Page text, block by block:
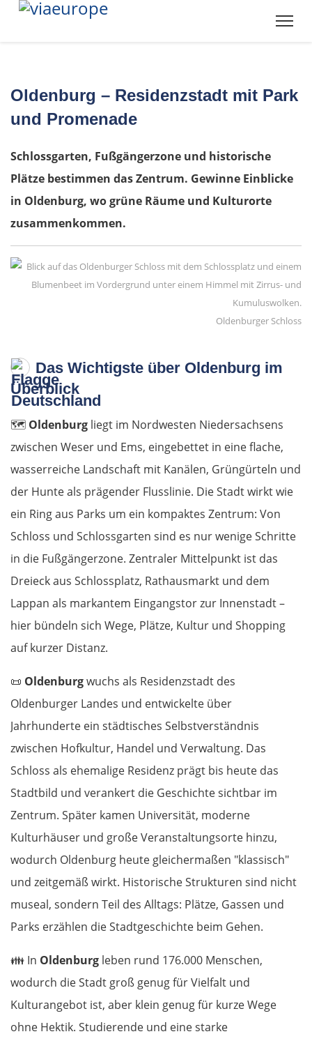
Oldenburg – Residenzstadt mit Park
und Promenade
Schlossgarten, Fußgängerzone und historische
Plätze bestimmen das Zentrum. Gewinne Einblicke
in Oldenburg, wo grüne Räume und Kulturorte
zusammenkommen.
Oldenburger Schloss
Das Wichtigste über Oldenburg im
Überblick
🗺️ Oldenburg liegt im Nordwesten Niedersachsens
zwischen Weser und Ems, eingebettet in eine flache,
wasserreiche Landschaft mit Kanälen, Grüngürteln und
der Hunte als prägender Flusslinie. Die Stadt wirkt wie
ein Ring aus Parks um ein kompaktes Zentrum: Von
Schloss und Schlossgarten sind es nur wenige Schritte
in die Fußgängerzone. Zentraler Mittelpunkt ist das
Dreieck aus Schlossplatz, Rathausmarkt und dem
Lappan als markantem Eingangstor zur Innenstadt –
hier bündeln sich Wege, Plätze, Kultur und Shopping
auf kurzer Distanz.
📜 Oldenburgwuchs als Residenzstadt des
Oldenburger Landes und entwickelte über
Jahrhunderte ein städtisches Selbstverständnis
zwischen Hofkultur, Handel und Verwaltung. Das
Schloss als ehemalige Residenz prägt bis heute das
Stadtbild und verankert die Geschichte sichtbar im
Zentrum. Später kamen Universität, moderne
Kulturhäuser und große Veranstaltungsorte hinzu,
wodurch Oldenburg heute gleichermaßen "klassisch"
und zeitgemäß wirkt. Historische Strukturen sind nicht
museal, sondern Teil des Alltags: Plätze, Gassen und
Parks erzählen die Stadtgeschichte beim Gehen.
👪 In Oldenburg leben rund 176.000 Menschen,
wodurch die Stadt groß genug für Vielfalt und
Kulturangebot ist, aber klein genug für kurze Wege
ohne Hektik. Studierende und eine starke